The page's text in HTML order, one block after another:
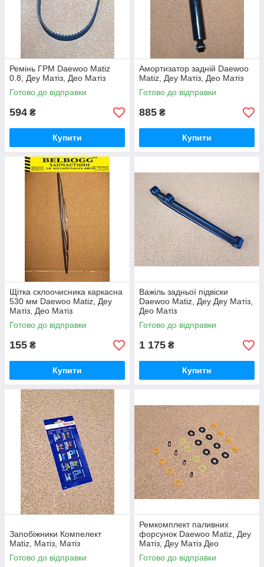
Ремінь ГРМ Daewoo Matiz
0.8, Деу Матіз, Део Матіз
Готово до відправки
594 ₴
Купити
Амортизатор задній Daewoo
Matiz, Деу Матіз, Део Матіз
Готово до відправки
885 ₴
Купити
Щітка склоочисника каркасна
530 мм Daewoo Matiz, Деу
Матіз, Део Матіз
Готово до відправки
155 ₴
Купити
Важіль задньої підвіски
Daewoo Matiz, Деу Деу Матіз,
Део Матіз
Готово до відправки
1 175 ₴
Купити
Запобіжники Компелект
Matiz, Матіз, Матіз
Готово до відправки
Ремкомплект паливних
форсунок Daewoo Matiz, Деу
Матіз, Деу Матіз Део
Готово до відправки